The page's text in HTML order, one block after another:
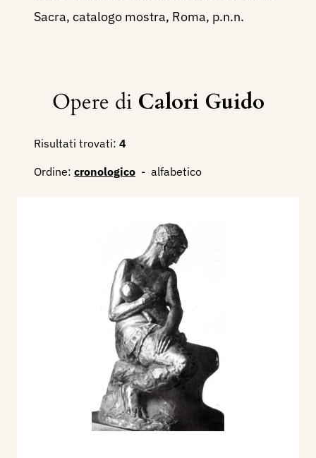
Sacra, catalogo mostra, Roma, p.n.n.
Opere di Calori Guido
Risultati trovati: 4
Ordine: cronologico - alfabetico